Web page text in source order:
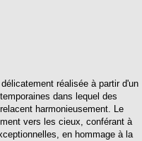
réalisée à partir d'un
dans lequel des
harmonieusement. Le
vers les cieux, conférant à
en hommage à la